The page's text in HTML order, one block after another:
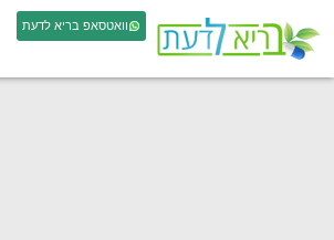
וואטסאפ בריא לדעת